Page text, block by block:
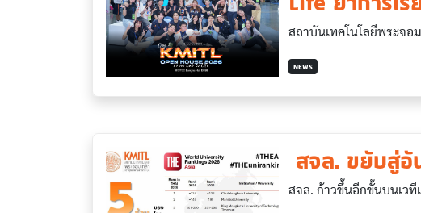
สถาบันเทคโนโลยีพระจอ
NEWS
สจล. ขยับสู่อั
สจล. ก้าวขึ้นอีกขั้นบนเวที